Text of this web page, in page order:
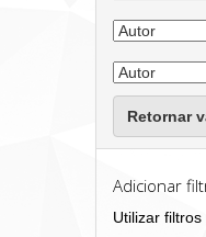
Retornar
Adicionar
Utilizar